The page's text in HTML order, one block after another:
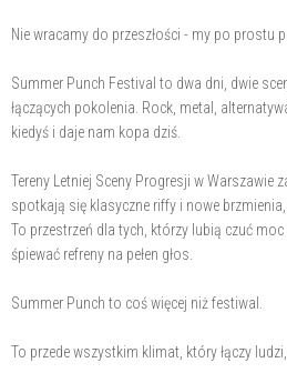
Nie wracamy do przeszłości - my po prostu
Summer Punch Festival to dwa dni, dwie
łączących pokolenia. Rock, metal,
kiedyś i daje nam kopa dziś.
Tereny Letniej Sceny Progresji w Warszawie
spotkają się klasyczne riffy i nowe
To przestrzeń dla tych, którzy lubią czuć
śpiewać refreny na pełen głos.
Summer Punch to coś więcej niż festiwal.
To przede wszystkim klimat, który łączy